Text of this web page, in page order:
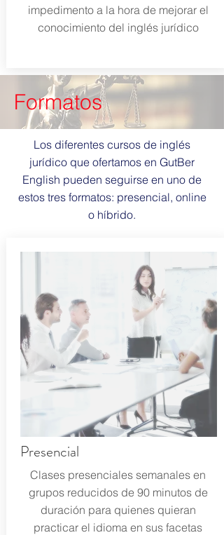
impedimento a la hora de mejorar el
conocimiento del inglés jurídico
Formatos
Los diferentes cursos de inglés
jurídico que ofertamos en GutBer
English pueden seguirse en uno de
estos tres formatos: presencial, online
o híbrido.
Presencial
Clases presenciales semanales en
grupos reducidos de 90 minutos de
duración para quienes quieran
practicar el idioma en sus facetas